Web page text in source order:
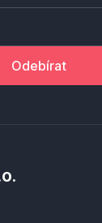
Odebírat